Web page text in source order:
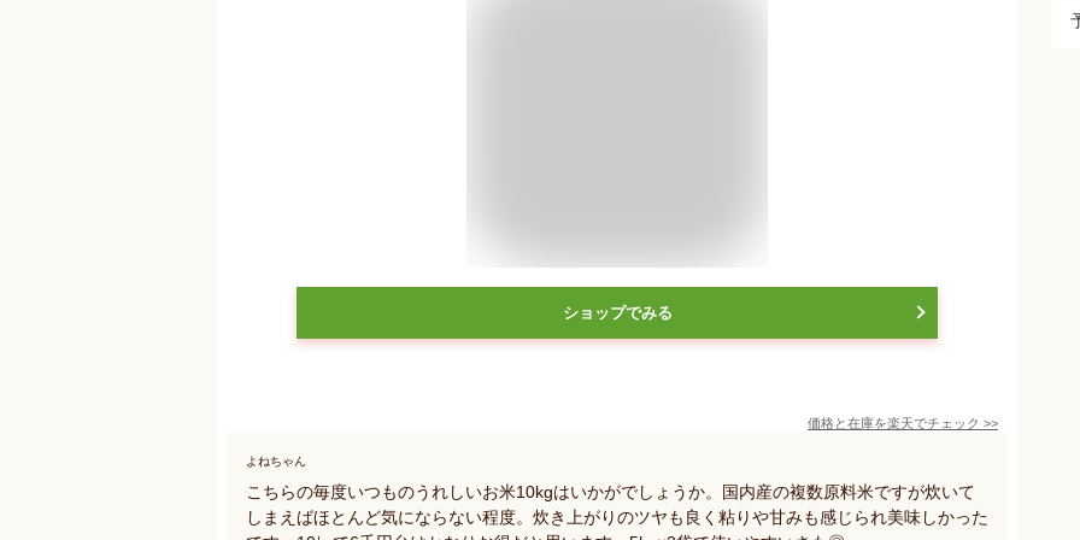
ショップでみる
価格と在庫を楽天でチェック >>
よねちゃん
こちらの毎度いつものうれしいお米10kgはいかがでしょうか。国内産の複数原料米ですが炊いて
しまえばほとんど気にならない程度。炊き上がりのツヤも良く粘りや甘みも感じられ美味しかった